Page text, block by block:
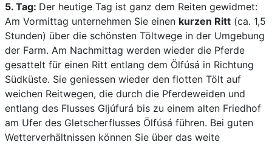
5. Tag: Der heutige Tag ist ganz dem Reiten gewidmet:
Am Vormittag unternehmen Sie einen kurzen Ritt (ca. 1,5
Stunden) über die schönsten Töltwege in der Umgebung
der Farm. Am Nachmittag werden wieder die Pferde
gesattelt für einen Ritt entlang dem Ölfúsá in Richtung
Südküste. Sie geniessen wieder den flotten Tölt auf
weichen Reitwegen, die durch die Pferdeweiden und
entlang des Flusses Gljúfurá bis zu einem alten Friedhof
am Ufer des Gletscherflusses Ölfúsá führen. Bei guten
Wetterverhältnissen können Sie über das weite